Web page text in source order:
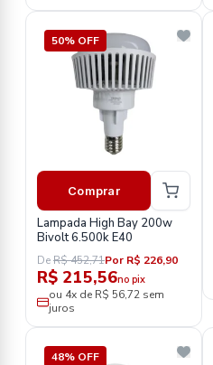
50% OFF
Comprar
Lampada High Bay 200w
Bivolt 6.500k E40
DeR$ 452,71Por R$ 226,90
R$ 215,56no pix
ou 4x de R$ 56,72 sem
juros
48% OFF